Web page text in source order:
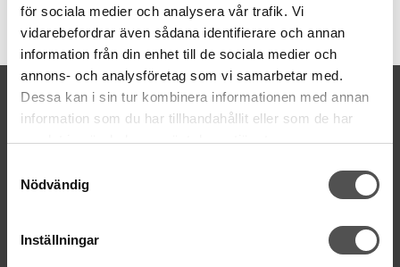
för sociala medier och analysera vår trafik. Vi
vidarebefordrar även sådana identifierare och annan
information från din enhet till de sociala medier och
annons- och analysföretag som vi samarbetar med.
Dessa kan i sin tur kombinera informationen med annan
information som du har tillhandahållit eller som de har
samlat in när du har använt deras tjänster.
Nödvändig
Inställningar
Artikelnummer:
DS191
KONTAKTA OSS
kontakt@symaskinsboden.se
Mailsvar inom 24 timmar
Kungsgatan 70E, 753 41 Uppsala